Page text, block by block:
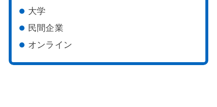
大学
民間企業
オンライン